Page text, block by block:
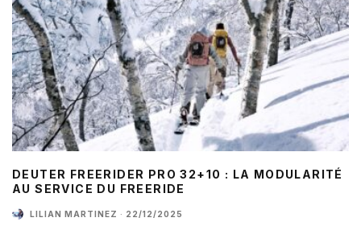
DEUTER FREERIDER PRO 32+10 : LA MODULARITÉ
AU SERVICE DU FREERIDE
LILIAN MARTINEZ · 22/12/2025